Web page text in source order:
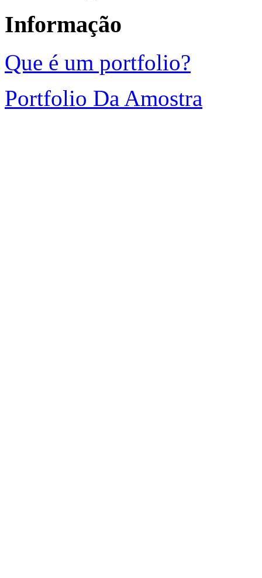
Informação
Que é um portfolio?
Portfolio Da Amostra